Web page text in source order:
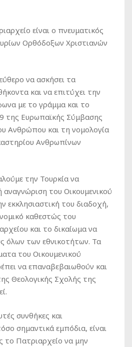
είναι ο πνευματικός
Ορθόδοξων Χριστιανών
να ασκήσει τα
και να επιτύχει την
με το γράμμα και το
της Ευρωπαϊκής Σύμβασης
Ανθρώπου και τη νομολογία
Ανθρωπίνων
την Τουρκία να
αναγνώριση του Οικουμενικού
εκκλησιαστική του διαδοχή,
καθεστώς του
και το δικαίωμα να
όλων των εθνικοτήτων. Τα
του Οικουμενικού
να επαναβεβαιωθούν και
Θεολογικής Σχολής της
συνθήκες και
σημαντικά εμπόδια, είναι
το Πατριαρχείο να μην